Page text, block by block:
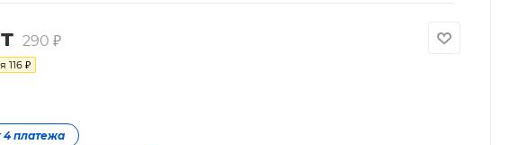
290 ₽
116 ₽
4 платежа